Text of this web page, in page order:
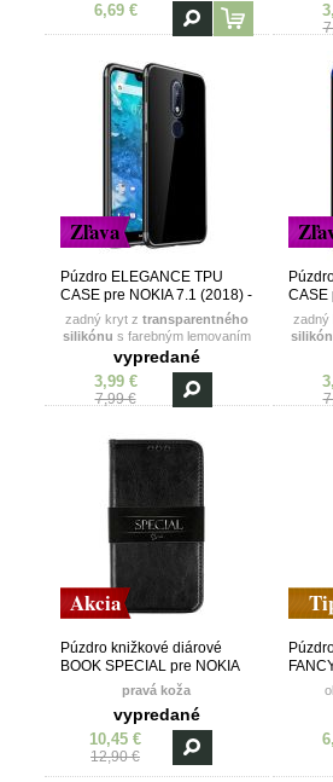
6,69 €
Zľava
Púzdro ELEGANCE TPU
CASE pre NOKIA 7.1 (2018) -
čierne
zadný kryt z transparentného
silikónu s farebným lemovaním
vypredané
3,99 €
7,99 €
CASE
modré
zadný
Akcia
Púzdro knižkové diárové
BOOK SPECIAL pre NOKIA
7.1 (2018) - čierne
pravá koža
vypredané
10,45 €
12,90 €
-